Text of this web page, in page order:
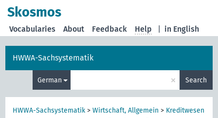
Skosmos
in English
Vocabularies About Feedback Help
HWWA-Sachsystematik
German × Search
HWWA-Sachsystematik >Wirtschaft, Allgemein > Kreditwesen